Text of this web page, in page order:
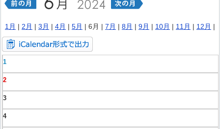
1月 | 2月 | 3月 | 4月 | 5月 | 6月 | 7月 | 8月 | 9月 | 10月 | 11月 | 12月 |
1
2
3
4